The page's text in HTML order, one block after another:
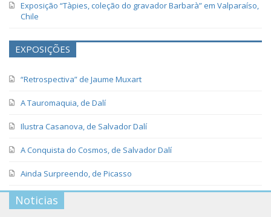
Exposição “Tàpies, coleção do gravador Barbarà” em Valparaíso,
Chile
EXPOSIÇÕES
“Retrospectiva” de Jaume Muxart
A Tauromaquia, de Dalí
Ilustra Casanova, de Salvador Dalí
A Conquista do Cosmos, de Salvador Dalí
Ainda Surpreendo, de Picasso
Noticias